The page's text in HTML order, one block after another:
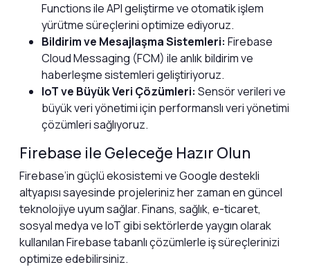
Functions ile API geliştirme ve otomatik işlem
yürütme süreçlerini optimize ediyoruz.
Bildirim ve Mesajlaşma Sistemleri: Firebase
Cloud Messaging (FCM) ile anlık bildirim ve
haberleşme sistemleri geliştiriyoruz.
IoT ve Büyük Veri Çözümleri: Sensör verileri ve
büyük veri yönetimi için performanslı veri yönetimi
çözümleri sağlıyoruz.
Firebase ile Geleceğe Hazır Olun
Firebase’in güçlü ekosistemi ve Google destekli
altyapısı sayesinde projeleriniz her zaman en güncel
teknolojiye uyum sağlar. Finans, sağlık, e-ticaret,
sosyal medya ve IoT gibi sektörlerde yaygın olarak
kullanılan Firebase tabanlı çözümlerle iş süreçlerinizi
optimize edebilirsiniz.